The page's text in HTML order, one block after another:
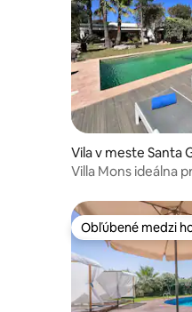
Vila v meste Santa
de Fruitera
Villa Mons ideálna
Obľúbené medzi
Obľúbené medzi